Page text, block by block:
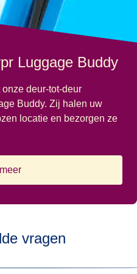
Luggage Buddy
deur-tot-deur
Buddy. Zij halen uw
locatie en bezorgen ze
(opent in een nieuwe tab
vragen